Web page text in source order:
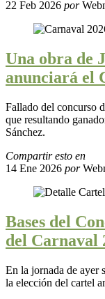
22 Feb 2026 por
Una obra de
anunciará el
Fallado del concurso
que resultando
Sánchez.
Compartir esto en
14 Ene 2026 por
Bases del
del Carnaval
En la jornada de ayer
la elección del cartel